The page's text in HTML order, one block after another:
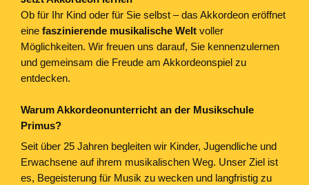
Ob für Ihr Kind oder für Sie selbst – das Akkordeon eröffnet
eine faszinierende musikalische Welt voller
Möglichkeiten. Wir freuen uns darauf, Sie kennenzulernen
und gemeinsam die Freude am Akkordeonspiel zu
entdecken.
Warum Akkordeonunterricht an der Musikschule
Primus?
Seit über 25 Jahren begleiten wir Kinder, Jugendliche und
Erwachsene auf ihrem musikalischen Weg. Unser Ziel ist
es, Begeisterung für Musik zu wecken und langfristig zu